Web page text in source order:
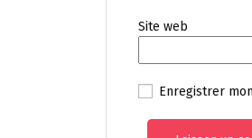
Site web
Enregistrer